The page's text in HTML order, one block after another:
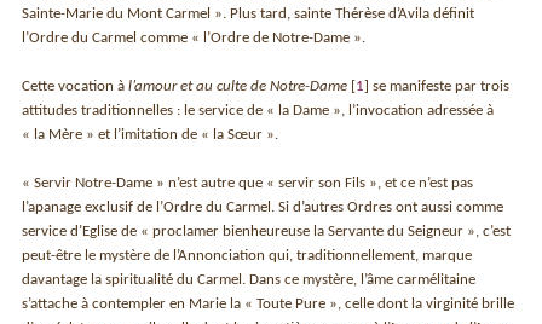
Sainte-Marie du Mont Carmel ». Plus tard, sainte Thérèse d’Avila définit
l’Ordre du Carmel comme « l’Ordre de Notre-Dame ».
Cette vocation àl’amour et au culte de Notre-Dame 1
se manifeste par trois
attitudes traditionnelles : le service de « la Dame », l’invocation adressée à
« la Mère » et l’imitation de « la Sœur ».
« Servir Notre-Dame » n’est autre que « servir son Fils », et ce n’est pas
l’apanage exclusif de l’Ordre du Carmel. Si d’autres Ordres ont aussi comme
service d’Eglise de « proclamer bienheureuse la Servante du Seigneur », c’est
peut-être le mystère de l’Annonciation qui, traditionnellement, marque
davantage la spiritualité du Carmel. Dans ce mystère, l’âme carmélitaine
s’attache à contempler en Marie la « Toute Pure », celle dont la virginité brille